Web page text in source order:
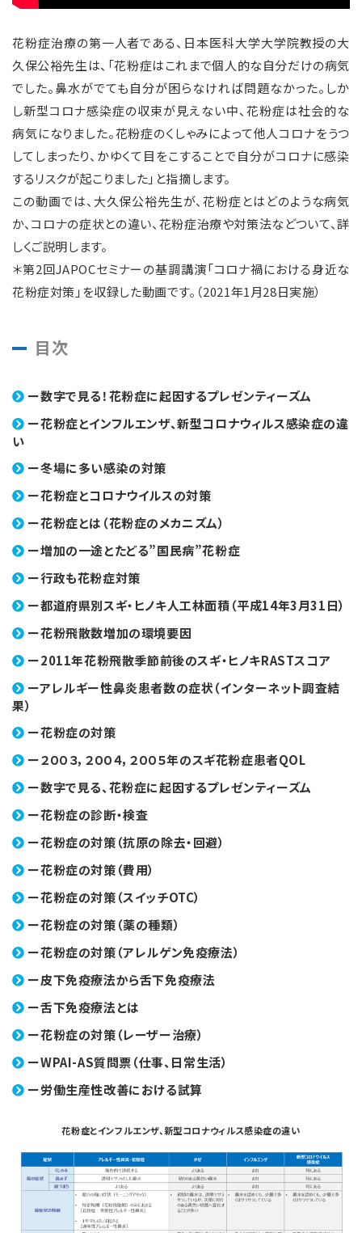
花粉症治療の第一人者である、日本医科大学大学院教授の大
久保公裕先生は、「花粉症はこれまで個人的な自分だけの病気
でした。鼻水がでても自分が困らなければ問題なかった。しか
し新型コロナ感染症の収束が見えない中、花粉症は社会的な
病気になりました。花粉症のくしゃみによって他人コロナをうつ
してしまったり、かゆくて目をこすることで自分がコロナに感染
するリスクが起こりました」と指摘します。
この動画では、大久保公裕先生が、花粉症とはどのような病気
か、コロナの症状との違い、花粉症治療や対策法などついて、詳
しくご説明します。
＊第2回JAPOCセミナーの基調講演「コロナ禍における身近な
花粉症対策」を収録した動画です。（2021年1月28日実施）
目次
ー数字で見る！花粉症に起因するプレゼンティーズム
ー花粉症とインフルエンザ、新型コロナウィルス感染症の違
い
ー冬場に多い感染の対策
ー花粉症とコロナウイルスの対策
ー花粉症とは（花粉症のメカニズム）
ー増加の一途とたどる”国民病”花粉症
ー行政も花粉症対策
ー都道府県別スギ・ヒノキ人工林面積（平成14年3月31日）
ー花粉飛散数増加の環境要因
ー2011年花粉飛散季節前後のスギ・ヒノキRASTスコア
ーアレルギー性鼻炎患者数の症状（インターネット調査結
果）
ー花粉症の対策
ー２００３，２００４，２００５年のスギ花粉症患者QOL
ー数字で見る、花粉症に起因するプレゼンティーズム
ー花粉症の診断・検査
ー花粉症の対策（抗原の除去・回避）
ー花粉症の対策（費用）
ー花粉症の対策（スイッチOTC）
ー花粉症の対策（薬の種類）
ー花粉症の対策（アレルゲン免疫療法）
ー皮下免疫療法から舌下免疫療法
ー舌下免疫療法とは
ー花粉症の対策（レーザー治療）
ーWPAI-AS質問票（仕事、日常生活）
ー労働生産性改善における試算
花粉症とインフルエンザ、新型コロナウィルス感染症の違い